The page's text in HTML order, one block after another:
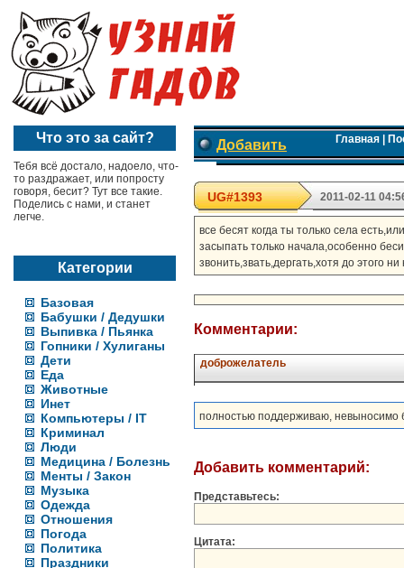
Что это за сайт?
Тебя всё достало, надоело, что-
то раздражает, или попросту
говоря, бесит? Тут все такие.
Поделись с нами, и станет
легче.
Категории
Базовая
Бабушки / Дедушки
Выпивка / Пьянка
Гопники / Хулиганы
Дети
Еда
Животные
Инет
Компьютеры / IT
Криминал
Люди
Медицина / Болезнь
Менты / Закон
Музыка
Одежда
Отношения
Погода
Политика
Праздники
Добавить Главная|
UG#1393 2011-02-11
все бесят когда ты только села
засыпать только начала,особенно
звонить,звать,дергать,хотя до этого
Комментарии:
доброжелатель
полностью поддерживаю, невыносимо
Добавить комментарий:
Представьтесь:
Цитата: